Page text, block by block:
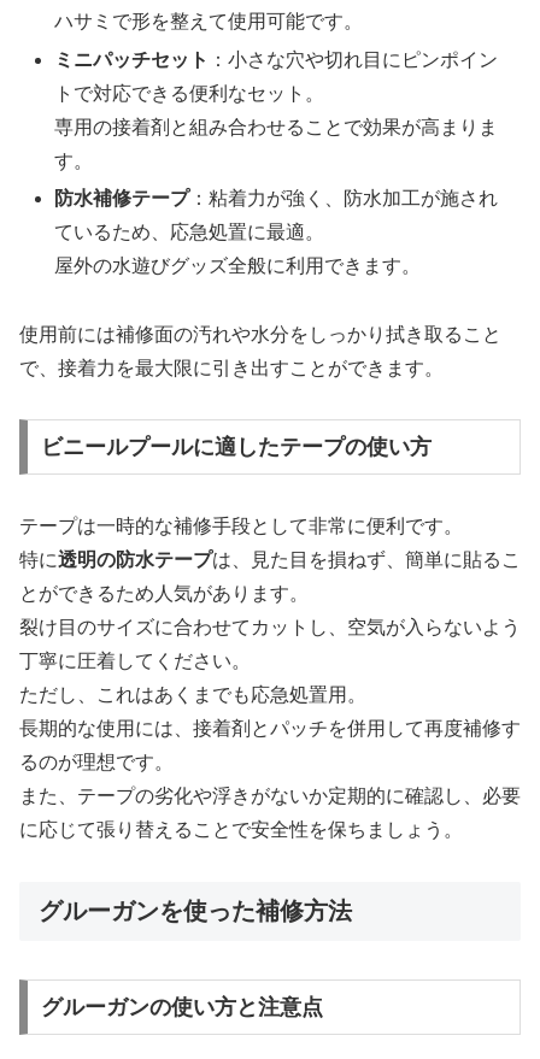
ハサミで形を整えて使用可能です。
ミニパッチセット ：小さな穴や切れ目にピンポイン
トで対応できる便利なセット。
専用の接着剤と組み合わせることで効果が高まりま
す。
防水補修テープ：粘着力が強く、防水加工が施され
ているため、応急処置に最適。
屋外の水遊びグッズ全般に利用できます。
使用前には補修面の汚れや水分をしっかり拭き取ること
で、接着力を最大限に引き出すことができます。
ビニールプールに適したテープの使い方
テープは一時的な補修手段として非常に便利です。
特に透明の防水テープは、見た目を損ねず、簡単に貼るこ
とができるため人気があります。
裂け目のサイズに合わせてカットし、空気が入らないよう
丁寧に圧着してください。
ただし、これはあくまでも応急処置用。
長期的な使用には、接着剤とパッチを併用して再度補修す
るのが理想です。
また、テープの劣化や浮きがないか定期的に確認し、必要
に応じて張り替えることで安全性を保ちましょう。
グルーガンを使った補修方法
グルーガンの使い方と注意点